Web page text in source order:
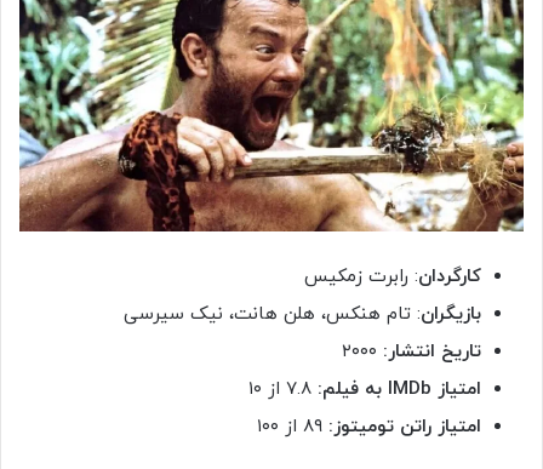
کارگردان: رابرت زمکیس
بازیگران: تام هنکس، هلن هانت، نیک سیرسی
تاریخ انتشار:
امتیاز IMDb به فیلم:
امتیاز راتن تومیتوز: